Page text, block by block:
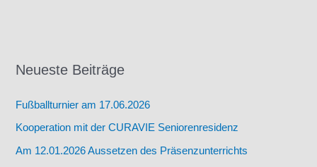
Neueste Beiträge
Fußballturnier am 17.06.2026
Kooperation mit der CURAVIE Seniorenresidenz
Am 12.01.2026 Aussetzen des Präsenzunterrichts